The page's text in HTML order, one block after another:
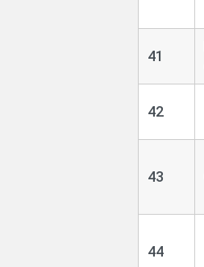
41
42
43
44